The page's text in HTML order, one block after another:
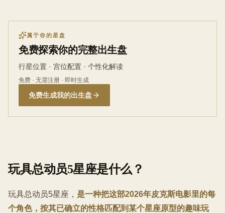
属于你的星盘
免费探索你的完整出生盘
行星位置 · 宫位配置 · 个性化解读
免费 · 无需注册 · 即时生成
免费生成我的出生盘
玩具总动员5星座是什么？
玩具总动员5星座， 是一种把这部2026年皮克斯电影里的每
个角色，按其已确立的性格匹配到某个星座原型的趣味玩